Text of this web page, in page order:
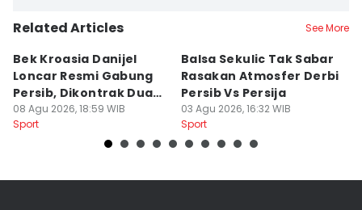
Related Articles See More
Bek Kroasia Danijel
Loncar Resmi Gabung
Persib, Dikontrak Dua
Musim
08 Agu 2026, 18:59 WIB
Sport
Balsa Sekulic Tak Sabar
Rasakan Atmosfer Derbi
Persib Vs Persija
03 Agu 2026, 16:32 WIB
Sport